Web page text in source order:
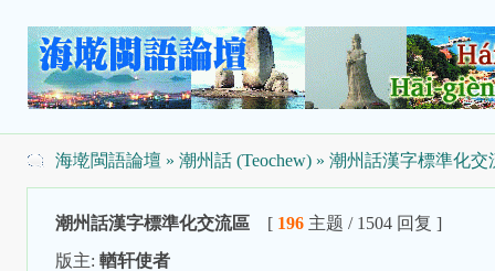
海墘閩語論壇 » 潮州話 (Teochew)» 潮州話漢字標準化交
潮州話漢字標準化交流區 [ 196主题 / 1504 回复 ]
版主: 輶轩使者